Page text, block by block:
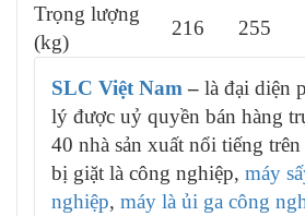
Trọng lượng
(kg)
216 255
SLC Việt Nam – là đại diện
lý được uỷ quyền bán hàng
40 nhà sản xuất nổi tiếng
bị giặt là công nghiệp, máy
nghiệp, máy là ủi ga công